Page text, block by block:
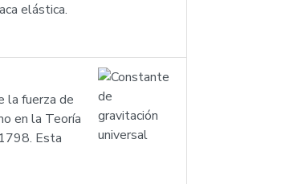
elástica.
la fuerza de
en la Teoría
Esta